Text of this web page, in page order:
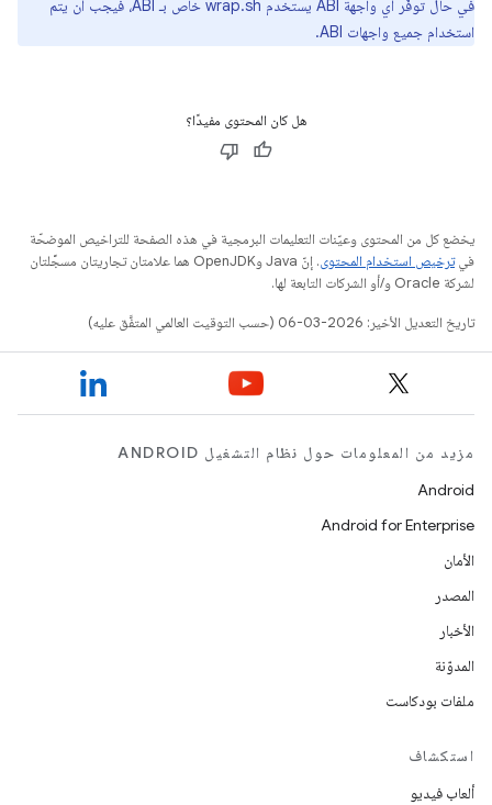
في حال توفُّر أي واجهة ABI يستخدم wrap.sh خاص بـ ABI، فيجب أن يتم
استخدام جميع واجهات ABI.
هل كان المحتوى مفيدًا؟
يخضع كل من المحتوى وعيّنات التعليمات البرمجية في هذه الصفحة للتراخيص الموضحّة
فيترخيص استخدام المحتوى
. إنّ Java وOpenJDK هما علامتان تجاريتان مسجَّلتان
لشركة Oracle و/أو الشركات التابعة لها.
تاريخ التعديل الأخير: 2026-03-06 (حسب التوقيت العالمي المتفَّق عليه)
مزيد من المعلومات حول نظام التشغيل ANDROID
Android
Android for Enterprise
الأمان
المصدر
الأخبار
المدوّنة
ملفات بودكاست
استكشاف
ألعاب فيديو